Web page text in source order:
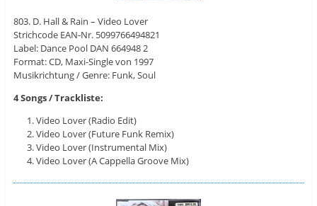
803. D. Hall & Rain – Video Lover
Strichcode EAN-Nr. 5099766494821
Label: Dance Pool ‎DAN 664948 2
Format: CD, Maxi-Single von 1997
Musikrichtung / Genre: Funk, Soul
4 Songs / Trackliste:
Video Lover (Radio Edit)
Video Lover (Future Funk Remix)
Video Lover (Instrumental Mix)
Video Lover (A Cappella Groove Mix)